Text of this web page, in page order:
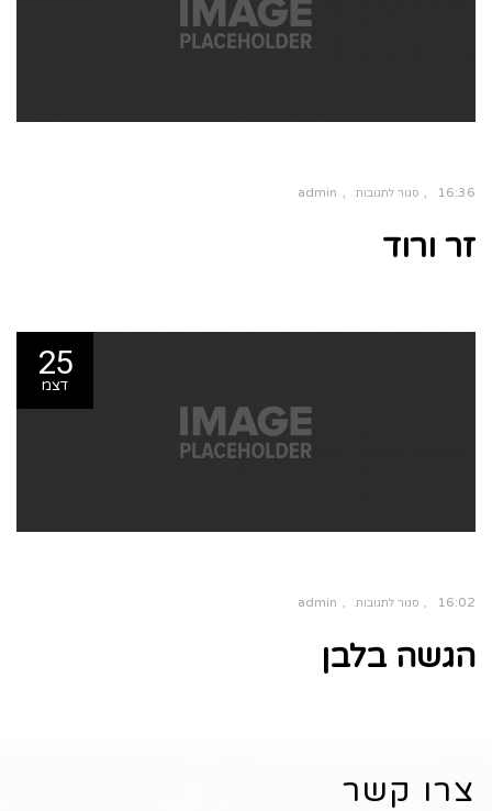
16:36 סגור לתגובות admin
זר ורוד
25
דצמ
16:02 סגור לתגובות admin
הגשה בלבן
צרו קשר